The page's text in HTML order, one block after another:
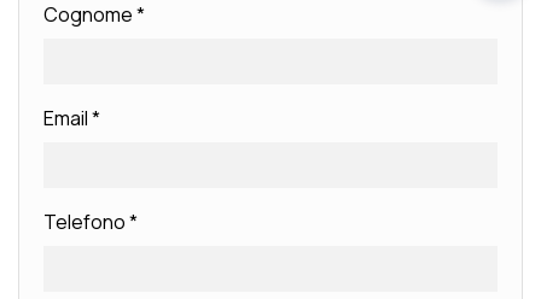
Cognome*
Email*
Telefono*